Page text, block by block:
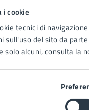
i cookie
tecnici di
sull'uso del sito da
solo alcuni, consulta la
Quanto sono